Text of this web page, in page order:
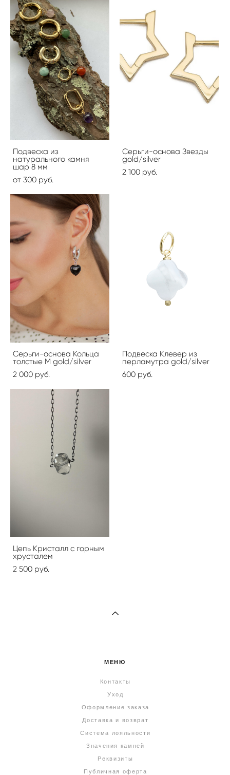
Подвеска из
натурального камня
шар 8 мм
от 300 pуб.
Серьги-основа Звезды
gold/silver
2 100 pуб.
Серьги-основа Кольца
толстые M gold/silver
2 000 pуб.
Подвеска Клевер из
перламутра gold/silver
600 pуб.
Цепь Кристалл с горным
хрусталем
2 500 pуб.
МЕНЮ
Контакты
Уход
Оформление заказа
Доставка и возврат
Система лояльности
Значения камней
Реквизиты
Публичная оферта